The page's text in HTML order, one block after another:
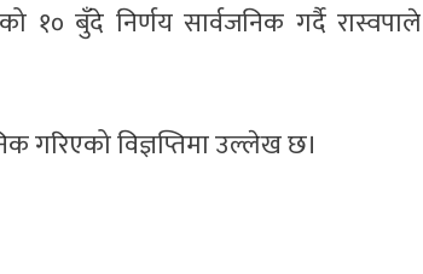
१० बुँदे निर्णय सार्वजनिक गर्दै रास्वपाले
गरिएको विज्ञप्तिमा उल्लेख छ।